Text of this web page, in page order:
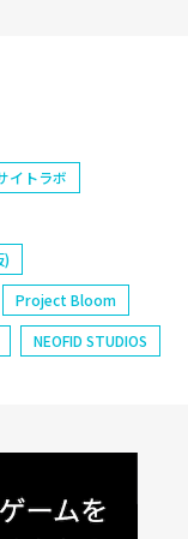
イトラボ
)
Project Bloom
NEOFID STUDIOS